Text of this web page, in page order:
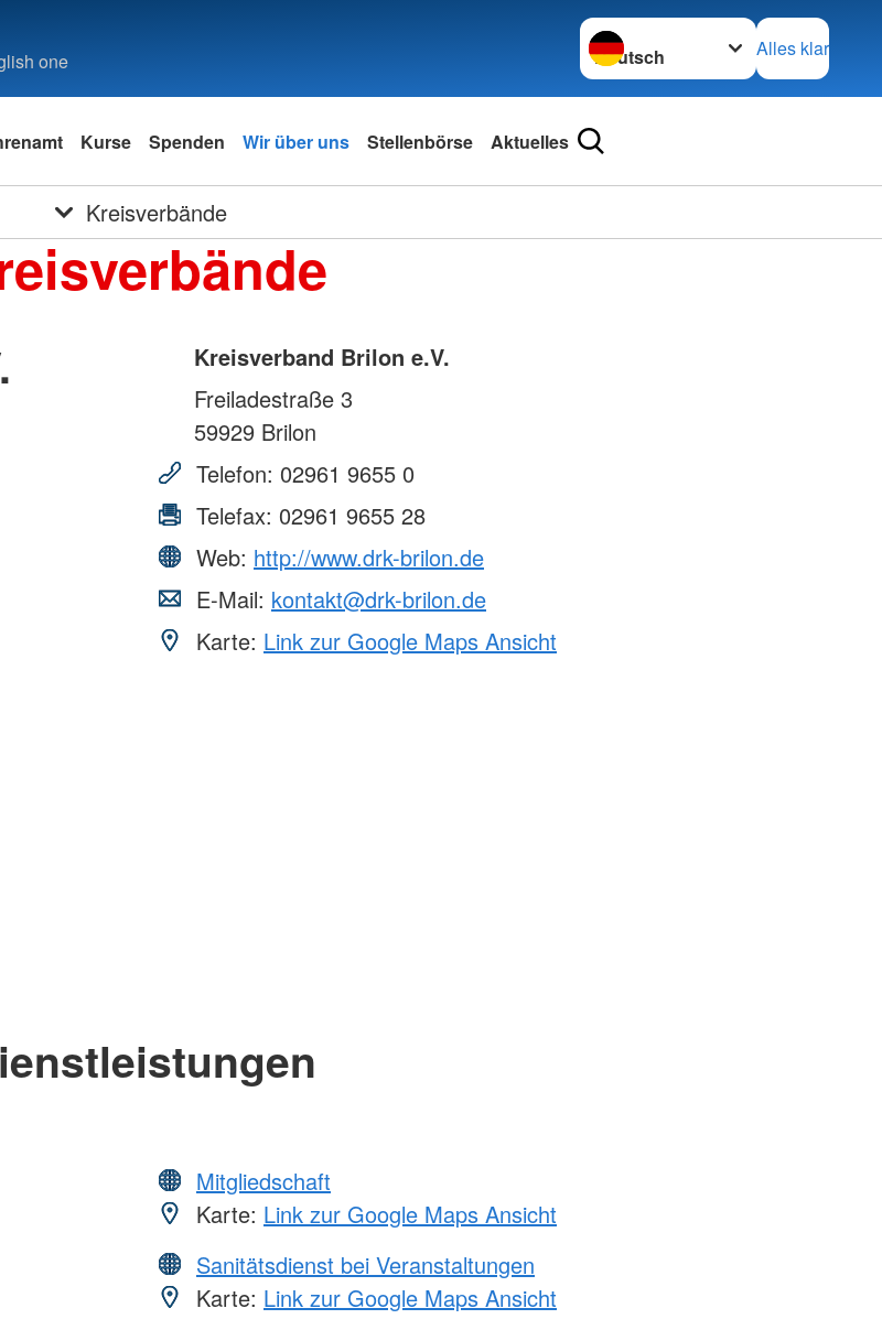
one
Sprache wechseln zu
Alles klar
Kurse Spenden Wir über uns Stellenbörse Aktuelles
Kreisverbände
Kreisverband Brilon e.V.
Freiladestraße 3
59929 Brilon
Telefon: 02961 9655 0
Telefax: 02961 9655 28
Web: http://www.drk-brilon.de
E-Mail: kontakt@drk-brilon.de
Karte: Link zur Google Maps Ansicht
Mitgliedschaft
Karte: Link zur Google Maps Ansicht
Sanitätsdienst bei Veranstaltungen
Karte: Link zur Google Maps Ansicht